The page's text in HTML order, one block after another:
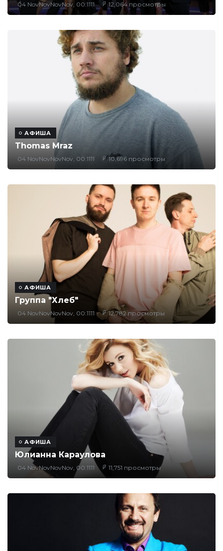
04 NovNovNovNov, 00:1111 12,064 просмотры
АФИША
Thomas Mraz
04 NovNovNovNov, 00:1111 10,696 просмотры
АФИША
Группа "Хлеб"
04 NovNovNovNov, 00:1111 12,782 просмотры
АФИША
Юлианна Караулова
04 NovNovNovNov, 00:1111 11,751 просмотры